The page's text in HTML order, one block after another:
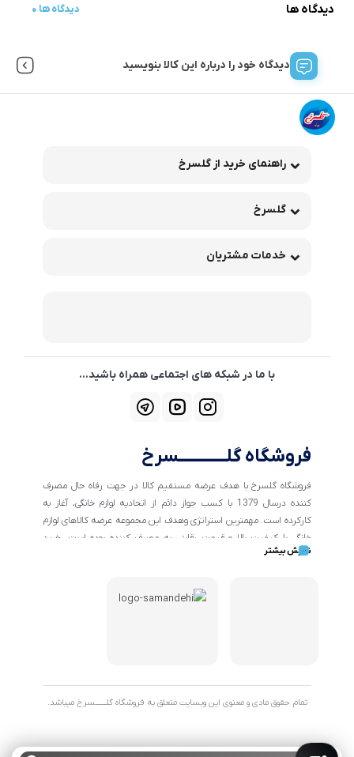
دیدگاه ها 0 دیدگاه ها
دیدگاه خود را درباره این کالا بنویسید
راهنمای خرید از گلسرخ
گلسرخ
خدمات مشتریان
با ما در شبکه های اجتماعی همراه باشید...
فروشگاه گلــــــــــــسرخ
فروشگاه گلسرخ با هدف عرضه مستقیم کالا در جهت رفاه حال مصرف
کننده درسال 1379 با کسب جواز دائم از اتحادیه لوازم خانگی، آغاز به
کارکرده است. مهمترین استراتژی وهدف این مجموعه عرضه کالاهای لوازم
خانگی با کیفیت بالا و قیمت رقابتی به مصرف کننده بوده است. خرید
کالاهای خانگی و تهیه جهیزیه دراین فروشگاه آسان ومطمئن صورت می
فروشگاه اینترنتی گلسرخ به خدمت رسانی گسترده تر و با شرایط بهتر
نمایش بیشتر
تمام حقوق مادی و معنوی این وبسایت متعلق به فروشگاه گلـــــــسرخ میباشد.